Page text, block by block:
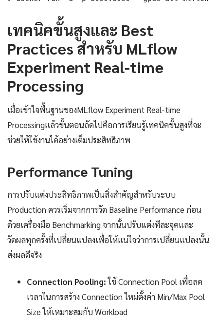
เทคนิคขั้นสูงและ Best
Practices สำหรับ MLflow
Experiment Real-time
Processing
เมื่อเข้าใจพื้นฐานของMLflow Experiment Real-time
Processingแล้วขั้นตอนถัดไปคือการเรียนรู้เทคนิคขั้นสูงที่จะ
ช่วยให้ใช้งานได้อย่างเต็มประสิทธิภาพ
Performance Tuning
การปรับแต่งประสิทธิภาพเป็นสิ่งสำคัญสำหรับระบบ
Production ควรเริ่มจากการวัด Baseline Performance ก่อน
ด้วยเครื่องมือ Benchmarking จากนั้นปรับแต่งทีละจุดและ
วัดผลทุกครั้งที่เปลี่ยนแปลงเพื่อให้แน่ใจว่าการเปลี่ยนแปลงนั้น
ส่งผลดีจริง
Connection Pooling:ใช้ Connection Pool เพื่อลด
เวลาในการสร้าง Connection ใหม่ตั้งค่า Min/Max Pool
Size ให้เหมาะสมกับ Workload